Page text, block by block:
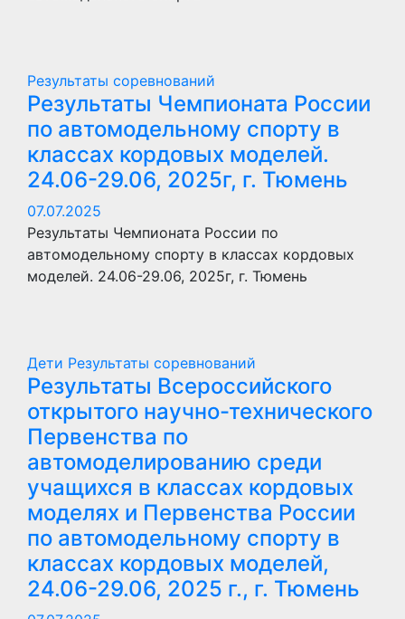
Результаты соревнований
Результаты Чемпионата России
по автомодельному спорту в
классах кордовых моделей.
24.06-29.06, 2025г, г. Тюмень
07.07.2025
Результаты Чемпионата России по
автомодельному спорту в классах кордовых
моделей. 24.06-29.06, 2025г, г. Тюмень
Дети Результаты соревнований
Результаты Всероссийского
открытого научно-технического
Первенства по
автомоделированию среди
учащихся в классах кордовых
моделях и Первенства России
по автомодельному спорту в
классах кордовых моделей,
24.06-29.06, 2025 г., г. Тюмень